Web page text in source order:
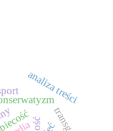
analiza treści